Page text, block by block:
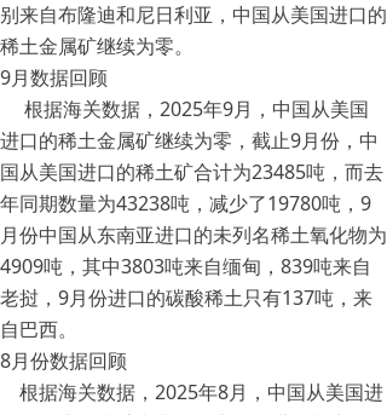
别来自布隆迪和尼日利亚，中国从美国进口的
稀土金属矿继续为零。
9月数据回顾
根据海关数据，2025年9月，中国从美国
进口的稀土金属矿继续为零，截止9月份，中
国从美国进口的稀土矿合计为23485吨，而去
年同期数量为43238吨，减少了19780吨，9
月份中国从东南亚进口的未列名稀土氧化物为
4909吨，其中3803吨来自缅甸，839吨来自
老挝，9月份进口的碳酸稀土只有137吨，来
自巴西。
8月份数据回顾
根据海关数据，2025年8月，中国从美国进